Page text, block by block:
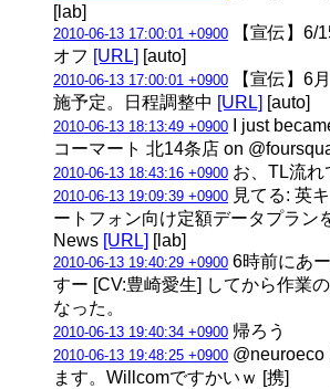
[lab]
2010-06-13 17:00:01 +0900 【宣伝】6/
オフ [URL] [auto]
2010-06-13 17:00:01 +0900 【宣伝】6
施予定。日程調整中 [URL] [auto]
2010-06-13 18:13:49 +0900 I just
コーマート 北14条店 on
2010-06-13 18:43:16 +0900 お、TL流れ
2010-06-13 19:09:39 +0900 見てる: 英
ートフォン向け定額データプラン
News [URL] [lab]
2010-06-13 19:40:29 +0900 6時前にあ
すー [CV:豊崎愛生] してから作業
なった。
2010-06-13 19:40:34 +0900 帰ろう
2010-06-13 19:48:25 +0900 @neuroeco
ます。Willcomですかいｗ [携]